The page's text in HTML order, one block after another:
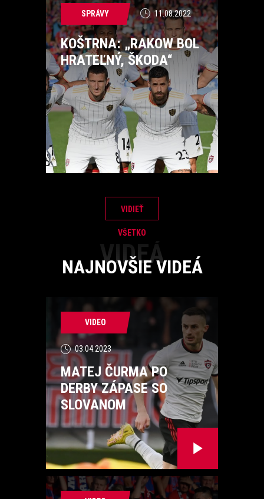
SPRÁVY 11.08.2022
KOŠTRNA: „RAKOW BOL
HRATEĽNÝ, ŠKODA“
VIDIEŤ
VŠETKO
VIDEÁ
NAJNOVŠIE VIDEÁ
VIDEO
03.04.2023
MATEJ ČURMA PO
DERBY ZÁPASE SO
SLOVANOM